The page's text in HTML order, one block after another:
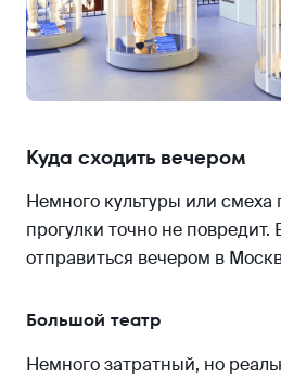
Куда сходить вечером
Немного культуры или смеха
прогулки точно не
отправиться вечером в
Большой театр
Немного затратный, но